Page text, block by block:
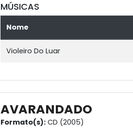
MÚSICAS
Nome
Violeiro Do Luar
AVARANDADO
Formato(s): CD (2005)